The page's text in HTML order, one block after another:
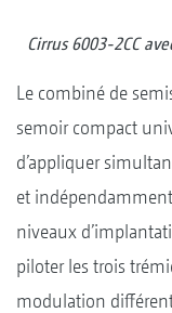
Cirrus 6003-2CC
Le combiné de
semoir compact
d’appliquer
et
niveaux
piloter les trois
modulation